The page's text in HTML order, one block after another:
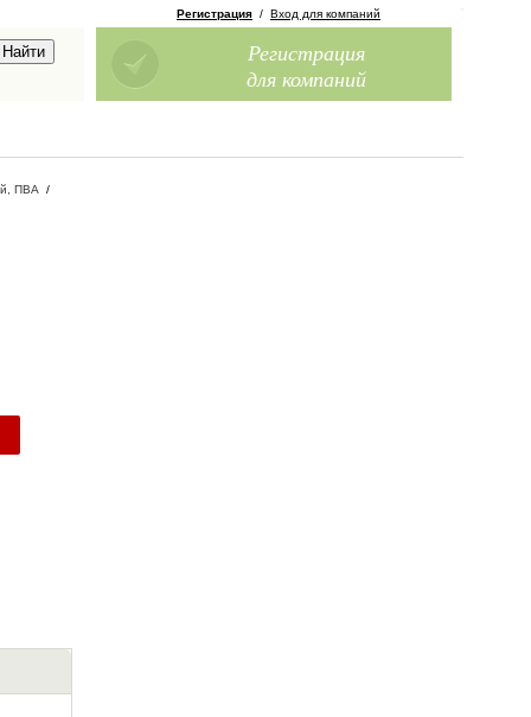
Регистрация / Вход для компаний
Регистрация
для компаний
ПВА /